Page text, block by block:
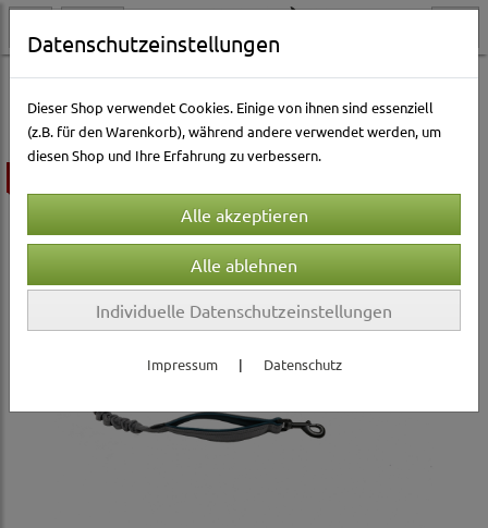
Hundewelt Halsbänder & Leinen Leinen Nylonleinen
Datenschutzeinstellungen
Dieser Shop verwendet Cookies. Einige von ihnen sind essenziell
(z.B. für den Warenkorb), während andere verwendet werden, um
diesen Shop und Ihre Erfahrung zu verbessern.
Individuelle Datenschutzeinstellungen
Impressum | Datenschutz